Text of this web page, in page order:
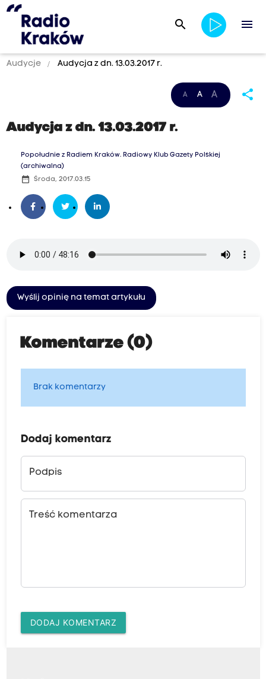
search menu
Audycje Audycja z dn. 13.03.2017 r.
A A A share
Audycja z dn. 13.03.2017 r.
Popołudnie z Radiem Kraków. Radiowy Klub Gazety Polskiej
(archiwalna)
date_range Środa, 2017.03.15
Wyślij opinię na temat artykułu
Komentarze (0)
Brak komentarzy
Dodaj komentarz
Podpis
Treść komentarza
DODAJ KOMENTARZ